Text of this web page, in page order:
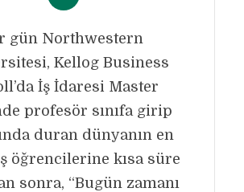
gün Northwestern
Kellog Business
İş İdaresi Master
profesör sınıfa girip
duran dünyanın en
öğrencilerine kısa süre
sonra, “Bugün zamanı